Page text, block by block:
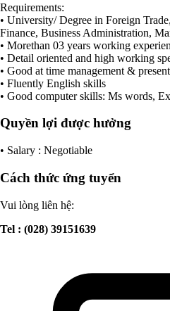
Requirements:
• University/ Degree in Foreign
Finance, Business Administration,
• Morethan 03 years working
• Detail oriented and high working
• Good at time management &
• Fluently English skills
• Good computer skills: Ms words,
Quyền lợi được hưởng
• Salary : Negotiable
Cách thức ứng tuyển
Vui lòng liên hệ:
Tel : (028) 39151639